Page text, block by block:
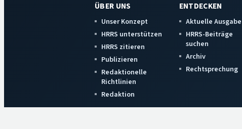
ÜBER UNS
Unser Konzept
HRRS unterstützen
HRRS zitieren
Publizieren
Redaktionelle
Richtlinien
Redaktion
ENTDECKEN
Aktuelle Ausgabe
HRRS-Beiträge
suchen
Archiv
Rechtsprechung